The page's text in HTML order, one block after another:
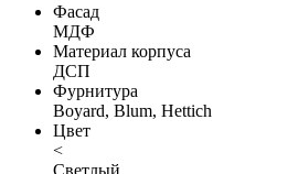
Фасад
МДФ
Материал корпуса
ДСП
Фурнитура
Boyard, Blum, Hettich
Цвет
<
Светлый